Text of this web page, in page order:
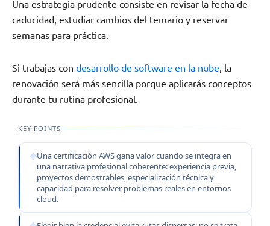
Una estrategia prudente consiste en revisar la fecha de
caducidad, estudiar cambios del temario y reservar
semanas para práctica.
Si trabajas con desarrollo de software en la nube, la
renovación será más sencilla porque aplicarás conceptos
durante tu rutina profesional.
KEY POINTS
Una certificación AWS gana valor cuando se integra en
una narrativa profesional coherente: experiencia previa,
proyectos demostrables, especialización técnica y
capacidad para resolver problemas reales en entornos
cloud.